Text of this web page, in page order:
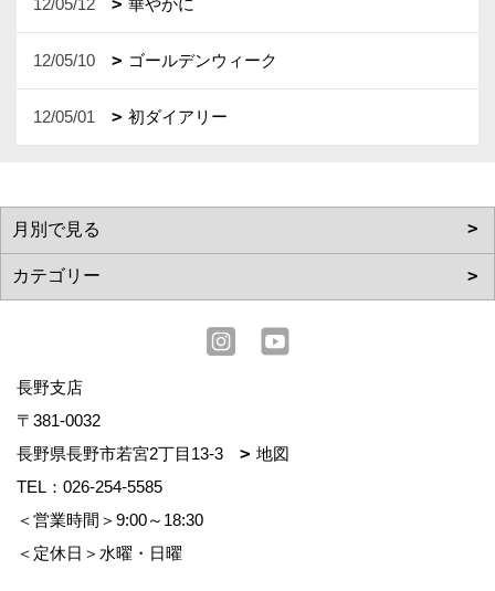
12/05/12 華やかに
12/05/10 ゴールデンウィーク
12/05/01 初ダイアリー
長野支店
〒381-0032
長野県長野市若宮2丁目13-3
地図
TEL： 026-254-5585
＜営業時間＞9:00～18:30
＜定休日＞水曜・日曜